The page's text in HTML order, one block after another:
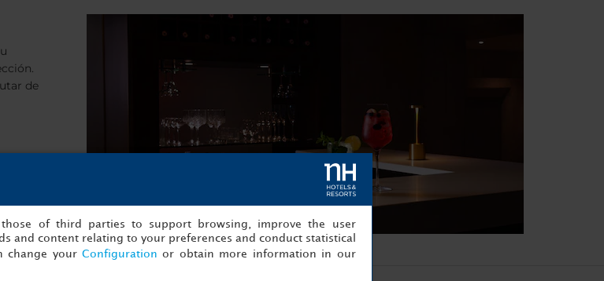
de
of third parties to support browsing, improve the user
and content relating to your preferences and conduct statistical
change your Configuration or obtain more information in our